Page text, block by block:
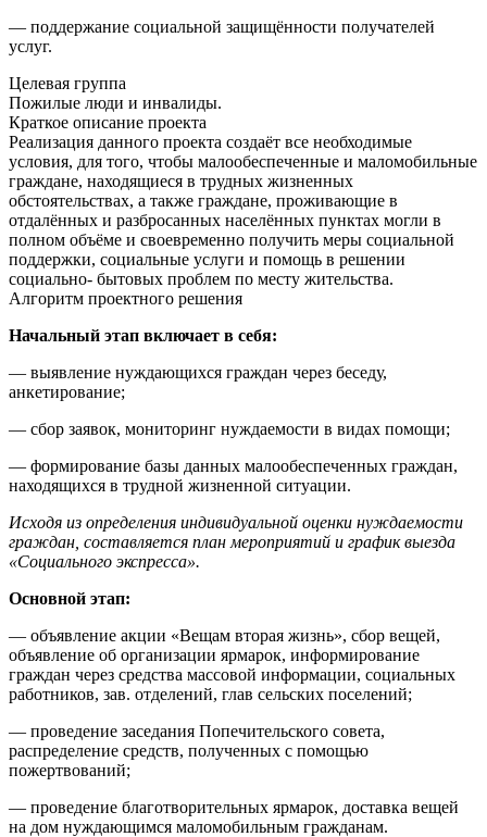
— поддержание социальной защищённости получателей
услуг.
Целевая группа
Пожилые люди и инвалиды.
Краткое описание проекта
Реализация данного проекта создаёт все необходимые
условия, для того, чтобы малообеспеченные и маломобильные
граждане, находящиеся в трудных жизненных
обстоятельствах, а также граждане, проживающие в
отдалённых и разбросанных населённых пунктах могли в
полном объёме и своевременно получить меры социальной
поддержки, социальные услуги и помощь в решении
социально- бытовых проблем по месту жительства.
Алгоритм проектного решения
Начальный этап включает в себя:
— выявление нуждающихся граждан через беседу,
анкетирование;
— сбор заявок, мониторинг нуждаемости в видах помощи;
— формирование базы данных малообеспеченных граждан,
находящихся в трудной жизненной ситуации.
Исходя из определения индивидуальной оценки нуждаемости
граждан, составляется план мероприятий и график выезда
«Социального экспресса».
Основной этап:
— объявление акции «Вещам вторая жизнь», сбор вещей,
объявление об организации ярмарок, информирование
граждан через средства массовой информации, социальных
работников, зав. отделений, глав сельских поселений;
— проведение заседания Попечительского совета,
распределение средств, полученных с помощью
пожертвований;
— проведение благотворительных ярмарок, доставка вещей
на дом нуждающимся маломобильным гражданам.